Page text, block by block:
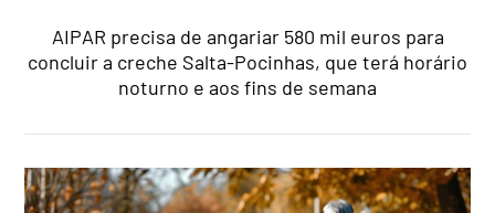
AIPAR precisa de angariar 580 mil euros para
concluir a creche Salta-Pocinhas, que terá horário
noturno e aos fins de semana